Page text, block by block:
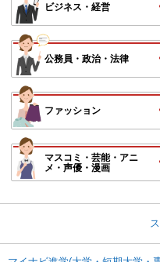
ビジネス・経営
公務員・政治・法律
ファッション
マスコミ・芸能・アニ
メ・声優・漫画